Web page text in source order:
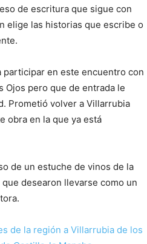
de escritura que sigue con
elige las historias que escribe o
participar en este encuentro con
Ojos pero que de entrada le
Prometió volver a Villarrubia
obra en la que ya está
de un estuche de vinos de la
desearon llevarse como un
de la región a Villarrubia de los